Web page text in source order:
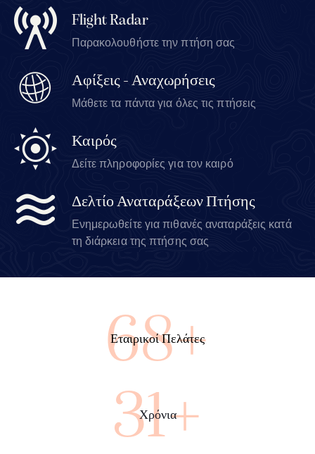
Flight Radar
Παρακολουθήστε την πτήση σας
Αφίξεις - Αναχωρήσεις
Μάθετε τα πάντα για όλες τις πτήσεις
Καιρός
Δείτε πληροφορίες για τον καιρό
Δελτίο Αναταράξεων Πτήσης
Ενημερωθείτε για πιθανές αναταράξεις κατά
τη διάρκεια της πτήσης σας
100+
Εταιρικοί Πελάτες
45+
Χρόνια